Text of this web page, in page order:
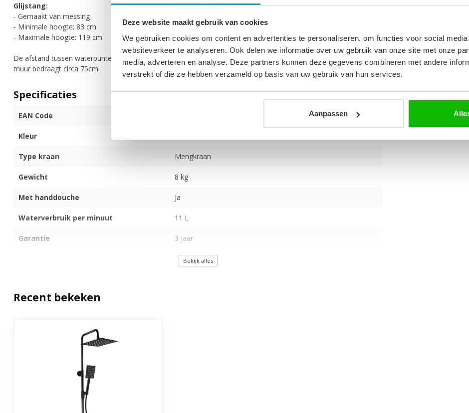
Deze website maakt gebruik van cookies
We gebruiken cookies om content en advertenties te personaliseren, om functies voor social
websiteverkeer te analyseren. Ook delen we informatie over uw gebruik van onze site met onze
media, adverteren en analyse. Deze partners kunnen deze gegevens combineren met andere
verstrekt of die ze hebben verzameld op basis van uw gebruik van hun services.
Aanpassen
Glijstang:
- Gemaakt van messing
- Minimale hoogte: 83 cm
- Maximale hoogte: 119 cm
De afstand tussen waterpunten op de douchekraan en het aansluitpunt van de douchestang bovenaan op de
muur bedraagt circa 75cm.
Specificaties
EAN Code
Kleur
Type kraan Mengkraan
Gewicht 8 kg
Met handdouche Ja
Waterverbruik per minuut 11 L
Garantie 3 jaar
Ja Bekijk alles
Recent bekeken